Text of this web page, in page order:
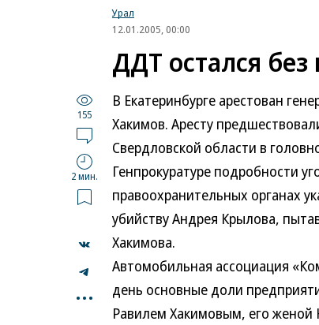
Урал
12.01.2005, 00:00
ДДТ остался без
155
2 мин.
...
В Екатеринбурге арестован
Хакимов. Аресту
Свердловской области в
Генпрокуратуре подробности
правоохранительных органах
убийству Андрея Крылова,
Хакимова.
Автомобильная ассоциация
день основные доли
Равилем Хакимовым, его